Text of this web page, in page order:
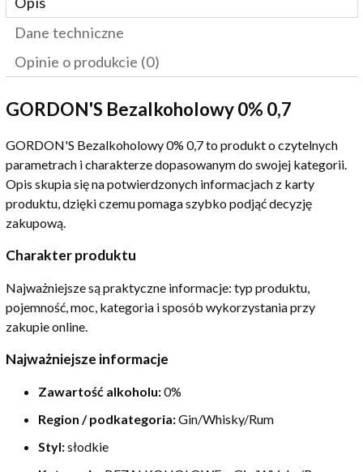
Dane techniczne
Opinie o produkcie (0)
GORDON'S Bezalkoholowy 0% 0,7
GORDON'S Bezalkoholowy 0% 0,7 to produkt o czytelnych
parametrach i charakterze dopasowanym do swojej kategorii.
Opis skupia się na potwierdzonych informacjach z karty
produktu, dzięki czemu pomaga szybko podjąć decyzję
zakupową.
Charakter produktu
Najważniejsze są praktyczne informacje: typ produktu,
pojemność, moc, kategoria i sposób wykorzystania przy
zakupie online.
Najważniejsze informacje
Zawartość alkoholu:0%
Region / podkategoria:Gin/Whisky/Rum
Styl:słodkie